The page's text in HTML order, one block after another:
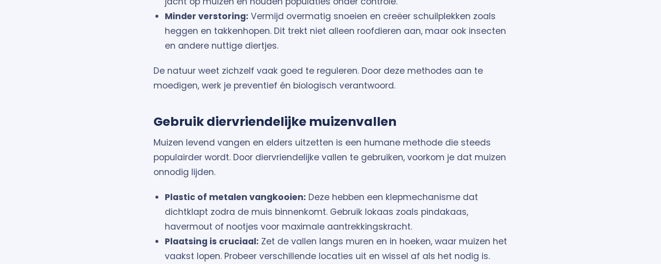
Minder verstoring: Vermijd overmatig snoeien en creëer schuilplekken zoals
heggen en takkenhopen. Dit trekt niet alleen roofdieren aan, maar ook insecten
en andere nuttige diertjes.
De natuur weet zichzelf vaak goed te reguleren. Door deze methodes aan te
moedigen, werk je preventief én biologisch verantwoord.
Gebruik diervriendelijke muizenvallen
Muizen levend vangen en elders uitzetten is een humane methode die steeds
populairder wordt. Door diervriendelijke vallen te gebruiken, voorkom je dat muizen
onnodig lijden.
Plastic of metalen vangkooien: Deze hebben een klepmechanisme dat
dichtklapt zodra de muis binnenkomt. Gebruik lokaas zoals pindakaas,
havermout of nootjes voor maximale aantrekkingskracht.
Plaatsing is cruciaal: Zet de vallen langs muren en in hoeken, waar muizen het
vaakst lopen. Probeer verschillende locaties uit en wissel af als het nodig is.